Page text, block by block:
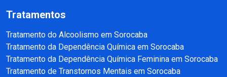
Tratamentos
Tratamento do Alcoolismo em Sorocaba
Tratamento da Dependência Química em Sorocaba
Tratamento da Dependência Química Feminina em Sorocaba
Tratamento de Transtornos Mentais em Sorocaba